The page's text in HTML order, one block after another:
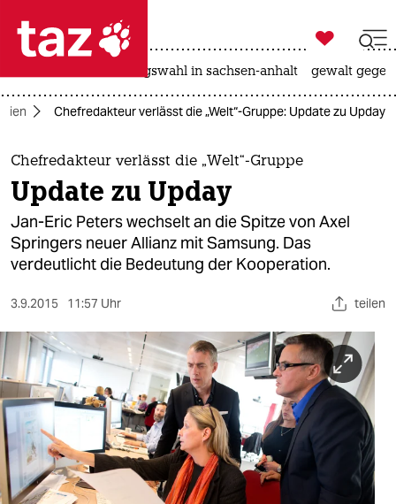
 taz zahl ich
taz zahl ich
themen
politik
öko
sport
berlin
nord
wahrheit

taz zahl ich
landtagswahl in sachsen-anhalt gewalt
Chefredakteur verlässt die „Welt“-Gruppe: Update zu Upday
Chefredakteur verlässt die „Welt“-Gruppe
Update zu Upday
Jan-Eric Peters wechselt an die Spitze von Axel
Springers neuer Allianz mit Samsung. Das
verdeutlicht die Bedeutung der Kooperation.
3.9.2015 11:57 Uhr teilen